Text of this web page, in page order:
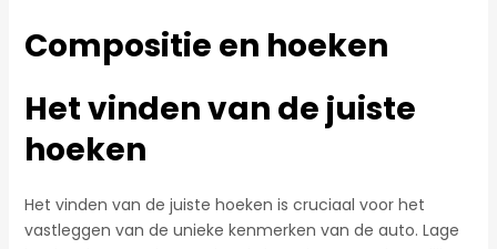
Compositie en hoeken
Het vinden van de juiste
hoeken
Het vinden van de juiste hoeken is cruciaal voor het
vastleggen van de unieke kenmerken van de auto. Lage